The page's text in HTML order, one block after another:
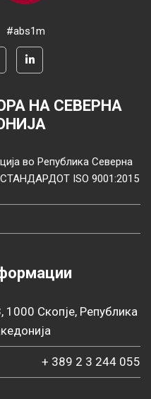
#abs1m
НА СЕВЕРНА
во Република Северна
ISO 9001:2015
1000 Скопје, Република
+ 389 2 3 244 055